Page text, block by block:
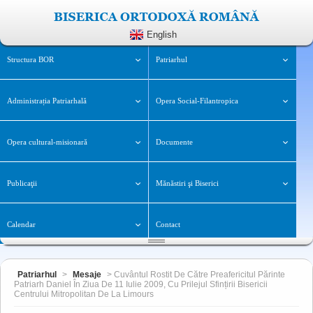
English
Structura BOR Patriarhul
Administrația Patriarhală Opera Social-Filantropica
Opera cultural-misionară Documente
Publicaţii Mănăstiri şi Biserici
Calendar Contact
Patriarhul > Mesaje > Cuvântul Rostit De Către Preafericitul Părinte
Patriarh Daniel În Ziua De 11 Iulie 2009, Cu Prilejul Sfințirii Bisericii
Centrului Mitropolitan De La Limours